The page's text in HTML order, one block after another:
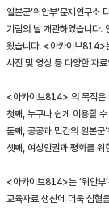
일본군‘위안부’문제연구
기림의 날 개관하였습니다.
왔습니다. <아카이브814>
사진 및 영상 등 다양한 자
<아카이브814> 의 목적은
첫째, 누구나 쉽게 이용할
둘째, 공공과 민간의 일본군
셋째, 여성인권과 평화를 위
<아카이브814>는 ‘위안부
교육자료 생산에 더욱 심혈